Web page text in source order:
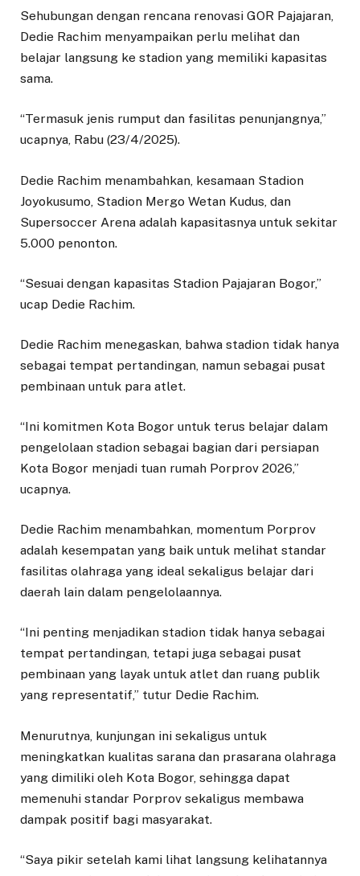
Sehubungan dengan rencana renovasi GOR Pajajaran,
Dedie Rachim menyampaikan perlu melihat dan
belajar langsung ke stadion yang memiliki kapasitas
sama.
“Termasuk jenis rumput dan fasilitas penunjangnya,”
ucapnya, Rabu (23/4/2025).
Dedie Rachim menambahkan, kesamaan Stadion
Joyokusumo, Stadion Mergo Wetan Kudus, dan
Supersoccer Arena adalah kapasitasnya untuk sekitar
5.000 penonton.
“Sesuai dengan kapasitas Stadion Pajajaran Bogor,”
ucap Dedie Rachim.
Dedie Rachim menegaskan, bahwa stadion tidak hanya
sebagai tempat pertandingan, namun sebagai pusat
pembinaan untuk para atlet.
“Ini komitmen Kota Bogor untuk terus belajar dalam
pengelolaan stadion sebagai bagian dari persiapan
Kota Bogor menjadi tuan rumah Porprov 2026,”
ucapnya.
Dedie Rachim menambahkan, momentum Porprov
adalah kesempatan yang baik untuk melihat standar
fasilitas olahraga yang ideal sekaligus belajar dari
daerah lain dalam pengelolaannya.
“Ini penting menjadikan stadion tidak hanya sebagai
tempat pertandingan, tetapi juga sebagai pusat
pembinaan yang layak untuk atlet dan ruang publik
yang representatif,” tutur Dedie Rachim.
Menurutnya, kunjungan ini sekaligus untuk
meningkatkan kualitas sarana dan prasarana olahraga
yang dimiliki oleh Kota Bogor, sehingga dapat
memenuhi standar Porprov sekaligus membawa
dampak positif bagi masyarakat.
“Saya pikir setelah kami lihat langsung kelihatannya